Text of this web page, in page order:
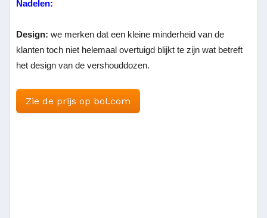
Nadelen:
Design: we merken dat een kleine minderheid van de
klanten toch niet helemaal overtuigd blijkt te zijn wat betreft
het design van de vershouddozen.
Zie de prijs op bol.com